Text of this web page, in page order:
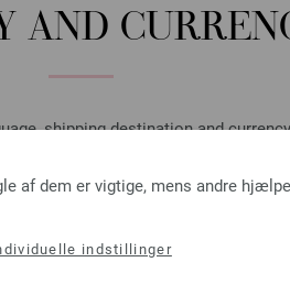
AND
shipping destination and
af dem er vigtige, mens andre
indstillinger
MÆNGDE
Rundpind Design
LANA GROSSA